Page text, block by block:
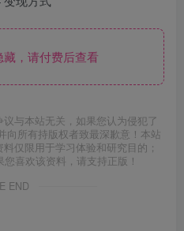
，请付费后查看
与本站无关，如果您认为侵犯了
向所有持版权者致最深歉意！本站
仅限用于学习体验和研究目的；
喜欢该资料，请支持正版！
END